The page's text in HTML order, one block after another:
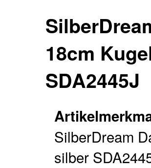
18cm
SDA2445J
SilberDream
silber